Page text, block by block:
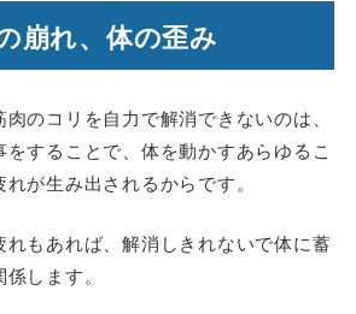
崩れ、体の歪み
のコリを自力で解消できないのは、
することで、体を動かすあらゆるこ
が生み出されるからです。
もあれば、解消しきれないで体に蓄
します。